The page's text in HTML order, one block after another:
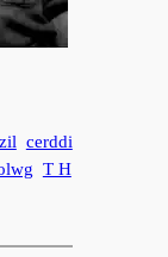
cerddi
T H